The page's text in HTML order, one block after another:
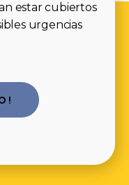
estar cubiertos
urgencias